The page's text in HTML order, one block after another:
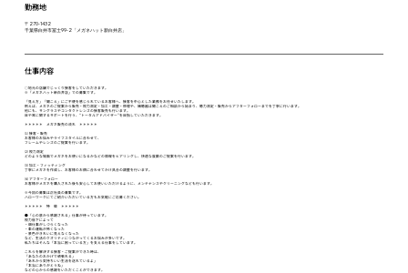
勤務地
〒270-1432
千葉県白井市冨士99-2「メガネハット新白井店」
仕事内容
○地元の店舗でじっくり接客をしていただきます。
※「メガネハット新白井店」での募集です。
「見え方」「聞こえ」にご不便を感じられているお客様へ、接客を中心とした業務をお任せいたします。
例えば、メガネのご提案から販売・視力測定・加工・調整・修理や、補聴器は聞こえのご相談から始まり、聴力測定・販売からアフターフォローまでを丁寧に行います。
他にも、サングラスやコンタクトレンズの接客販売も行います。
目や耳に関するサポートを行う、“トータルアドバイザー”を目指していただきます。
＊＊＊＊＊ メガネ販売の流れ ＊＊＊＊＊
⑴ 接客・販売
お客様のお悩みやライフスタイルに合わせて、
フレームやレンズのご提案を行います。
⑵ 視力測定
どのような場面でメガネをお使いになるかなどの情報をヒアリングし、快適な度数のご提案を行います。
⑶ 加工・フィッティング
丁寧にメガネを作成し、お客様のお顔に合わせてかけ具合の調整を行います。
⑷ アフターフォロー
お客様がメガネを購入された後も安心してお使いいただけるように、メンテナンスやクリーニングなども行います。
※今回の募集は正社員の募集です。
ハローワークにてご紹介いただいている方もお気軽にご応募ください。
＊＊＊＊＊ 特 徴 ＊＊＊＊＊
●「心の底から感謝される」仕事が待っています。
視力低下によって
・畑仕事がしづらくなった
・車の運転が怖くなった
・景色がきれいに見えなくなった
など、生活のクオリティにつながってくるお悩みが多いです。
私たちはそんな「本当に困っている方」を支える仕事をしています。
これらを解決する接客・ご提案ができた時は、
「あなたのおかげで頑張れる」
「あれから気持ちいい生活を送れているよ」
「本当にありがとうね」
などの心からの感謝をいただくことができます。